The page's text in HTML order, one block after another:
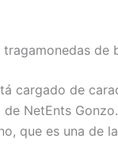
de
cargado de
NetEnts
que es una de